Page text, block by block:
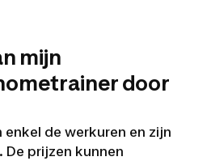
mijn
door
de werkuren en zijn
prijzen kunnen